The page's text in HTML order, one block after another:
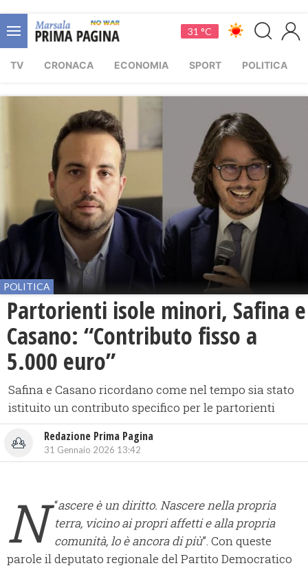
31 °C
TV CRONACA ECONOMIA SPORT POLITICA
POLITICA
Partorienti isole minori, Safina e
Casano: “Contributo fisso a
5.000 euro”
Safina e Casano ricordano come nel tempo sia stato
istituito un contributo specifico per le partorienti
Redazione Prima Pagina
31 Gennaio 2026 13:42
“
N
ascere è un diritto. Nascere nella propria
terra, vicino ai propri affetti e alla propria
comunità, lo è ancora di più”. Con queste
parole il deputato regionale del Partito Democratico